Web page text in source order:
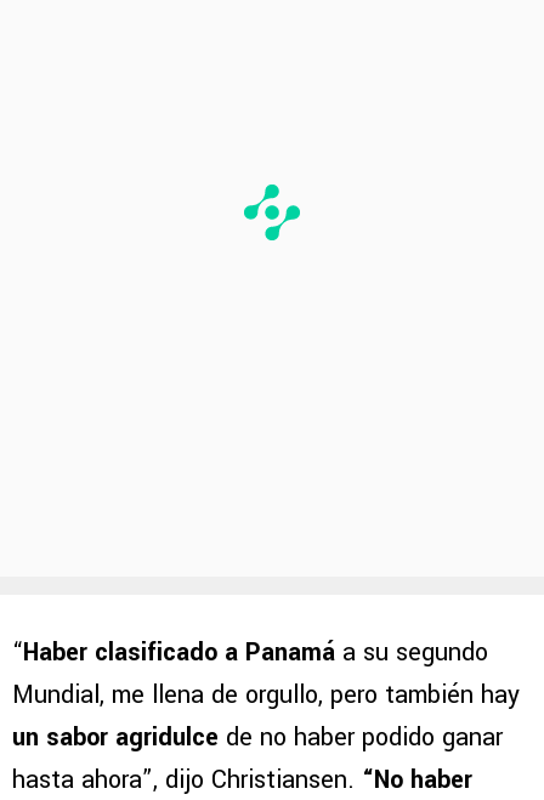
“Haber clasificado a Panamá a su segundo
Mundial, me llena de orgullo, pero también hay
un sabor agridulce de no haber podido ganar
hasta ahora”, dijo Christiansen. “No haber